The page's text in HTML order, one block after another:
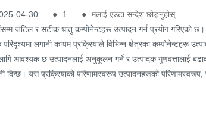
04-30 ● 1 ● मलाई एउटा सन्देश छोड्नुहोस्
जटिल र सटीक धातु कम्पोनेन्टहरू उत्पादन गर्न प्रयोग गरिएको
लगानी कायम प्रक्रियाले विभिन्न क्षेत्रका कम्पोनेन्टहरू
आवश्यक छ उत्पादनलाई अनुकूलन गर्ने र उत्पादक
दिन्छ। यस प्रक्रियाको परिणामस्वरूप उत्पादनहरूको